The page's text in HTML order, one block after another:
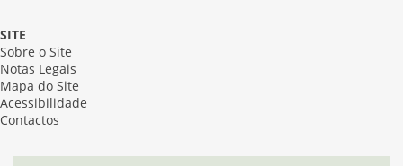
SITE
Sobre o Site
Notas Legais
Mapa do Site
Acessibilidade
Contactos